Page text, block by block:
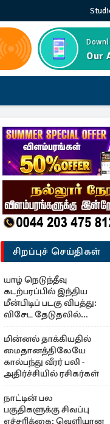
Our
சிறப்புச் செய்திகள்
யாழ் நெடுந்தீவு
கடற்பரப்பில் இந்திய
மீன்பிடிப் படகு விபத்து:
விசேட தேடுதலில்
இலங்கை கடற்படை
மின்னல் தாக்கியதில்
மைதானத்திலேயே
கால்பந்து வீரர் பலி -
அதிர்ச்சியில் ரசிகர்கள்
நாட்டின் பல
பகுதிகளுக்கு சிவப்பு
எச்சரிக்கை: வெளியான